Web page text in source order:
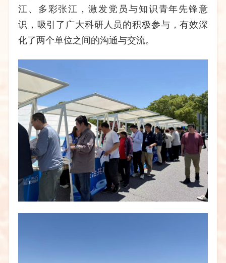
江、多彩张江，激发党员与知识青年先锋意
识，吸引了广大科研人员的积极参与，有效深
化了两个单位之间的沟通与交流。